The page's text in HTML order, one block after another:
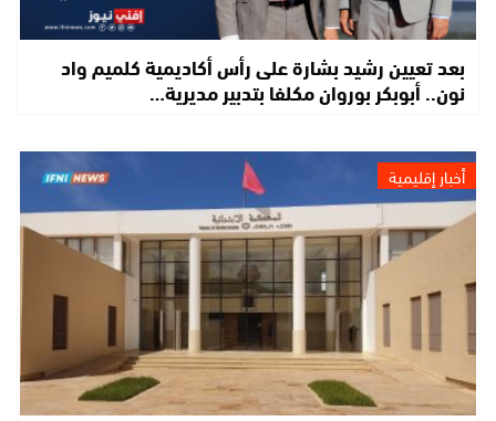
بعد تعيين رشيد بشارة على رأس أكاديمية كلميم واد
نون.. أبوبكر بوروان مكلفا بتدبير مديرية…
أخبار إقليمية